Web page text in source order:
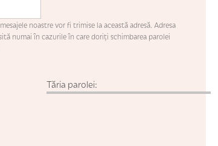
noastre vor fi trimise la această adresă. Adresa
numai în cazurile în care doriţi schimbarea parolei
Tăria parolei: